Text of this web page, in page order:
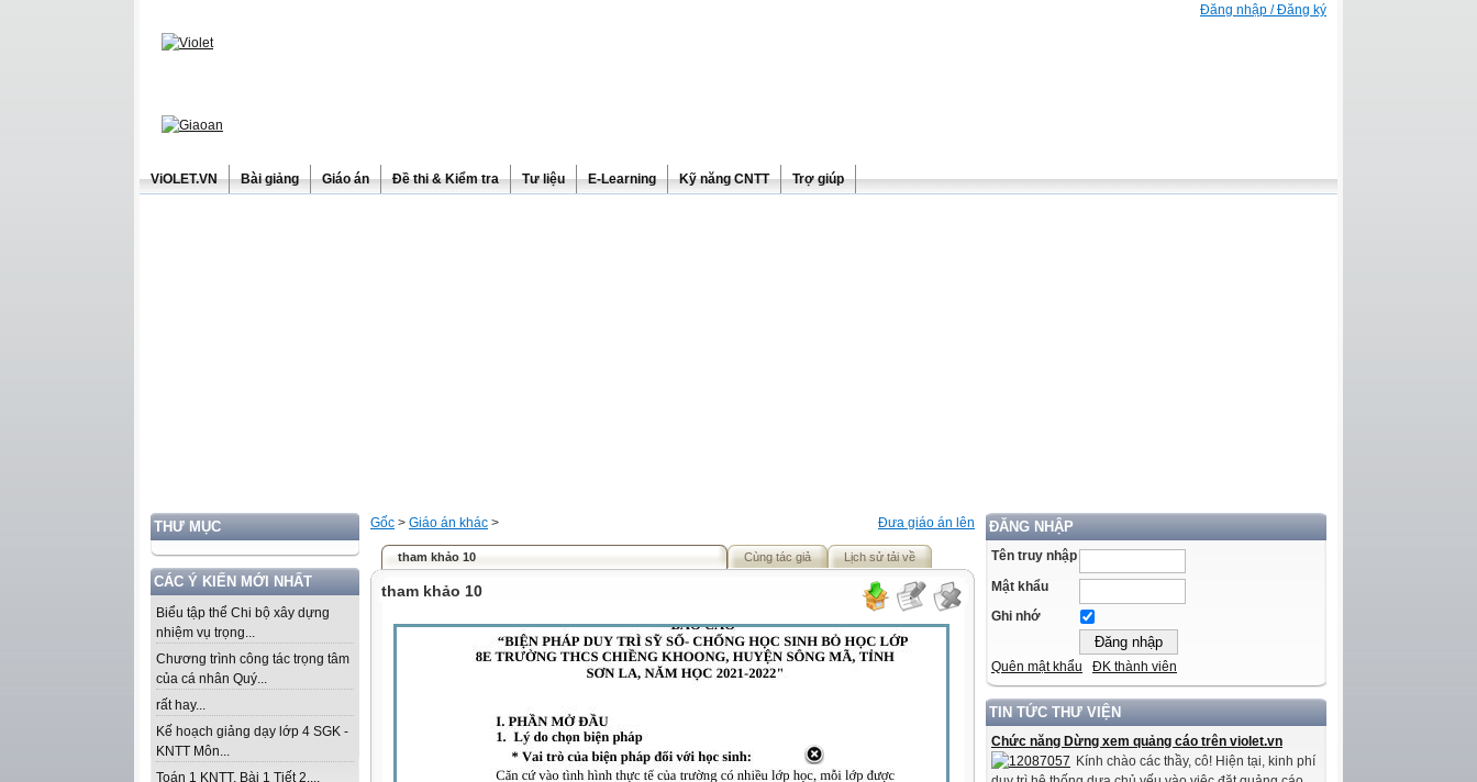
Đăng nhập / Đăng ký
ViOLET.VN Bài giảng Giáo án Đề thi & Kiểm tra Tư liệu E-Learning Kỹ năng CNTT Trợ giúp
THƯ MỤC
CÁC Ý KIẾN MỚI NHẤT
Biểu tập thể Chi bộ xây dựng
nhiệm vụ trọng...
Chương trình công tác trọng tâm
của cá nhân Quý...
rất hay...
Kế hoạch giảng dạy lớp 4 SGK -
KNTT Môn...
Toán 1 KNTT. Bài 1 Tiết 2....
ĐĂNG NHẬP
Tên truy nhập
Mật khẩu
Ghi nhớ
Quên mật khẩu ĐK thành viên
TIN TỨC THƯ VIỆN
Chức năng Dừng xem quảng cáo trên violet.vn
Kính chào các thầy, cô! Hiện tại, kinh phí
Đưa giáo án lên
Gốc > Giáo án khác >
tham khảo 10 Cùng tác giả Lịch sử tải về
tham khảo 10